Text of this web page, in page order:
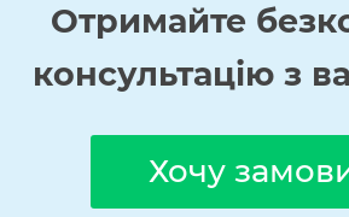
Отримайте
консультацію з
Хочу